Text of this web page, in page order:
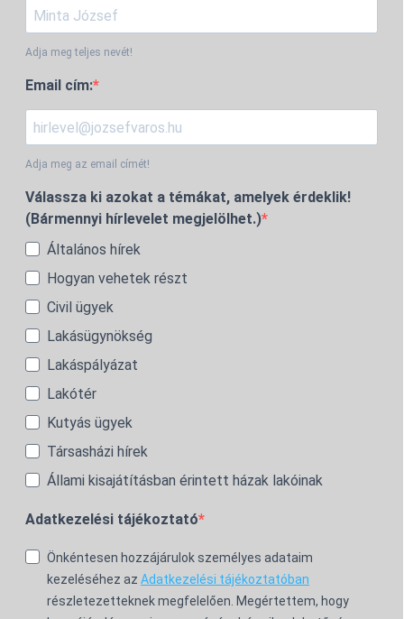
Adja meg teljes nevét!
Email cím:
Adja meg az email címét!
Válassza ki azokat a témákat, amelyek érdeklik!
(Bármennyi hírlevelet megjelölhet.)
Általános hírek
Hogyan vehetek részt
Civil ügyek
Lakásügynökség
Lakáspályázat
Lakótér
Kutyás ügyek
Társasházi hírek
Állami kisajátításban érintett házak lakóinak
Adatkezelési tájékoztató
Önkéntesen hozzájárulok személyes adataim
kezeléséhez az Adatkezelési tájékoztatóban
részletezetteknek megfelelően. Megértettem, hogy